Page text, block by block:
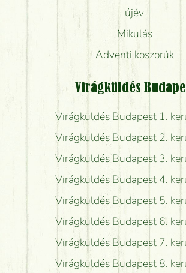
újév
Mikulás
Adventi koszorúk
Virágküldés
Virágküldés Budapest 1.
Virágküldés Budapest 2.
Virágküldés Budapest 3.
Virágküldés Budapest 4.
Virágküldés Budapest 5.
Virágküldés Budapest 6.
Virágküldés Budapest 7.
Virágküldés Budapest 8.